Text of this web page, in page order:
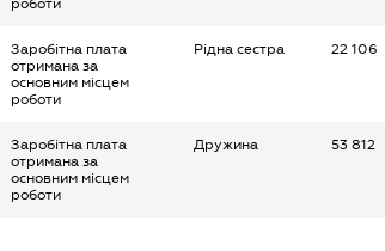
роботи
Заробітна плата
отримана за
основним місцем
роботи
Рідна сестра 22 106
Заробітна плата
отримана за
основним місцем
роботи
Дружина 53 812